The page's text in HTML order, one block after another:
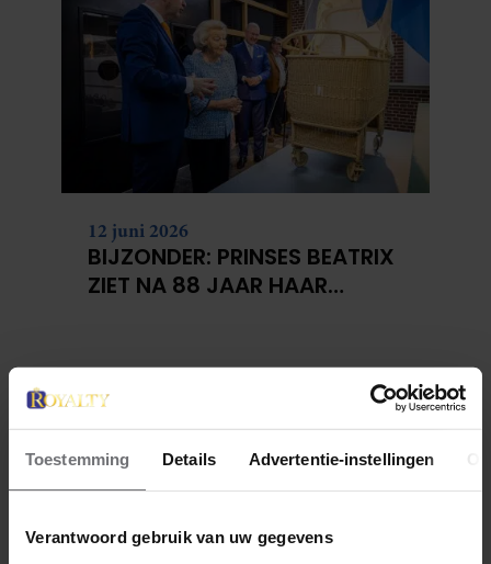
Toestemming Details Advertentie-instellingen
Verantwoord gebruik van uw gegevens
12 juni 2026
BIJZONDER: PRINSES BEATRIX
ZIET NA 88 JAAR HAAR